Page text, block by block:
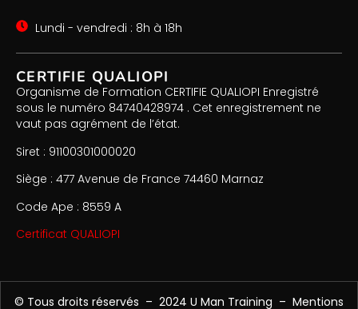
Lundi - vendredi : 8h à 18h
CERTIFIE QUALIOPI
Organisme de Formation CERTIFIE QUALIOPI Enregistré
sous le numéro 84740428974 . Cet enregistrement ne
vaut pas agrément de l’état.
Siret : 91100301000020
Siège : 477 Avenue de France 74460 Marnaz
Code Ape : 8559 A
Certificat QUALIOPI
© Tous droits réservés – 2024 U Man Training – Mentions